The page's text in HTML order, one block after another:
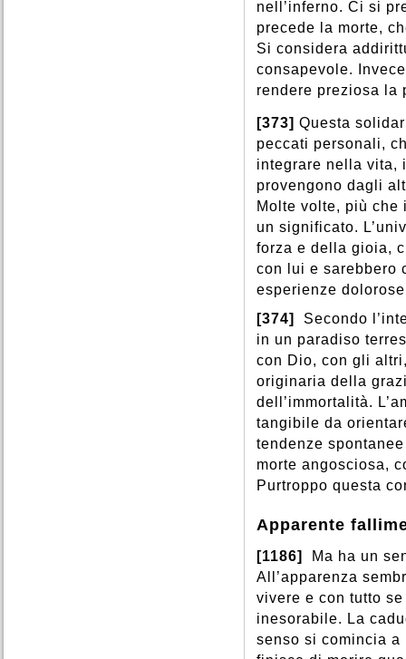
nell’inferno. Ci si
precede la morte,
Si considera
consapevole.
rendere preziosa la
[373] Questa
peccati personali,
integrare nella vita,
provengono dagli
Molte volte, più
un significato.
forza e della gioia,
con lui e sarebbero
esperienze
[374]
Secondo
in un paradiso
con Dio, con gli
originaria della
dell’immortalità.
tangibile da
tendenze
morte angosciosa,
Purtroppo questa
Apparente
[1186]
Ma ha un
All’apparenza
vivere e con tutto
inesorabile. La
senso si comincia